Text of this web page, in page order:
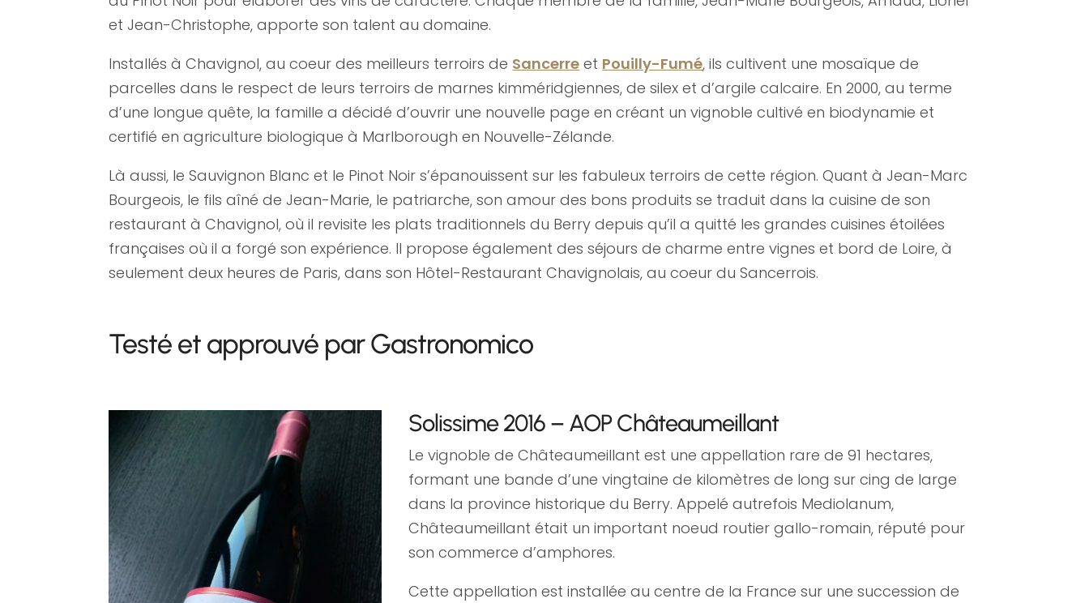
et Jean-Christophe, apporte son talent au domaine.
Installés à Chavignol, au coeur des meilleurs terroirs de Sancerre et Pouilly-Fumé, ils cultivent une mosaïque de
parcelles dans le respect de leurs terroirs de marnes kimméridgiennes, de silex et d’argile calcaire. En 2000, au terme
d’une longue quête, la famille a décidé d’ouvrir une nouvelle page en créant un vignoble cultivé en biodynamie et
certifié en agriculture biologique à Marlborough en Nouvelle-Zélande.
Là aussi, le Sauvignon Blanc et le Pinot Noir s’épanouissent sur les fabuleux terroirs de cette région. Quant à Jean-Marc
Bourgeois, le fils aîné de Jean-Marie, le patriarche, son amour des bons produits se traduit dans la cuisine de son
restaurant à Chavignol, où il revisite les plats traditionnels du Berry depuis qu’il a quitté les grandes cuisines étoilées
françaises où il a forgé son expérience. Il propose également des séjours de charme entre vignes et bord de Loire, à
seulement deux heures de Paris, dans son Hôtel-Restaurant Chavignolais, au coeur du Sancerrois.
Testé et approuvé par Gastronomico
Solissime 2016 – AOP Châteaumeillant
Le vignoble de Châteaumeillant est une appellation rare de 91 hectares,
formant une bande d’une vingtaine de kilomètres de long sur cing de large
dans la province historique du Berry. Appelé autrefois Mediolanum,
Châteaumeillant était un important noeud routier gallo-romain, réputé pour
son commerce d’amphores.
Cette appellation est installée au centre de la France sur une succession de